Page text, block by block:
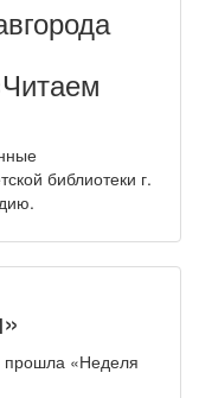
библиотеки г.
прошла «Неделя